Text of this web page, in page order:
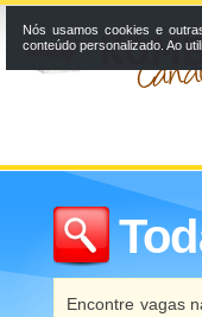
Encontre vagas
Nós usamos cookies e
conteúdo personalizado. Ao